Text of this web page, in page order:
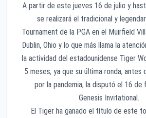
A partir de este jueves 16 de julio y
se realizará el tradicional y
Tournament de la PGA en el Muirfield
Dublin, Ohio y lo que más llama la
la actividad del estadounidense Tiger
5 meses, ya que su última ronda, antes
por la pandemia, la disputó el 16 de
Genesis Invitational.
El Tiger ha ganado el título de este